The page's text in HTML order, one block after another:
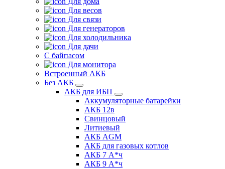
Для весов
Для связи
Для генераторов
Для холодильника
Для дачи
С байпасом
Для монитора
Встроенный АКБ
Без АКБ
АКБ для ИБП
Аккумуляторные батарейки
АКБ 12в
Свинцовый
Литиевый
АКБ AGM
АКБ для газовых котлов
АКБ 7 А*ч
АКБ 9 А*ч